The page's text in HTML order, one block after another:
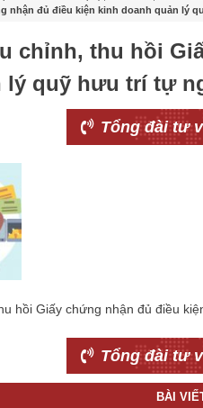
nhận đủ điều kiện kinh doanh quản lý
chỉnh, thu hồi
lý quỹ hưu trí tự
Tổng đài tư
hồi Giấy chứng nhận đủ điều
Tổng đài tư
BÀI